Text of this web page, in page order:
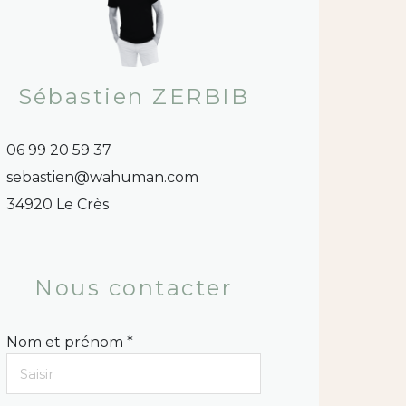
Sébastien ZERBIB
06 99 20 59 37
sebastien@wahuman.com
34920 Le Crès
Nous contacter
Nom et prénom *